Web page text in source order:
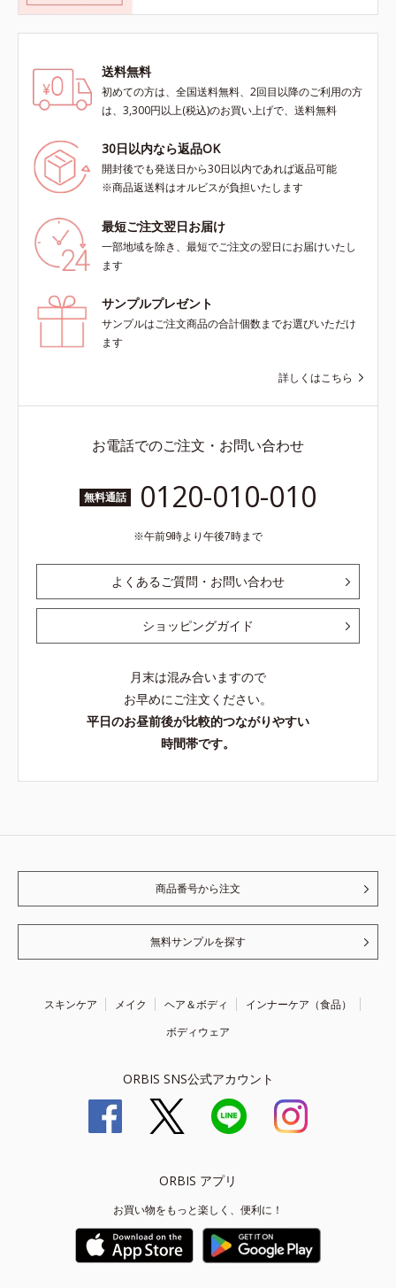
送料無料
初めての方は、全国送料無料、2回目以降のご利用の方
は、3,300円以上(税込)のお買い上げで、送料無料
30日以内なら返品OK
開封後でも発送日から30日以内であれば返品可能
※商品返送料はオルビスが負担いたします
最短ご注文翌日お届け
一部地域を除き、最短でご注文の翌日にお届けいたし
ます
サンプルプレゼント
サンプルはご注文商品の合計個数までお選びいただけ
ます
詳しくはこちら
お電話でのご注文・お問い合わせ
無料通話 0120-010-010
午前9時より午後7時まで
よくあるご質問・お問い合わせ
ショッピングガイド
月末は混み合いますので
お早めにご注文ください。
平日のお昼前後が比較的つながりやすい
時間帯です。
商品番号から注文
無料サンプルを探す
スキンケア メイク ヘア＆ボディ
インナーケア（食品）
ボディウェア
ORBIS SNS公式アカウント
ORBIS アプリ
お買い物をもっと楽しく、便利に！